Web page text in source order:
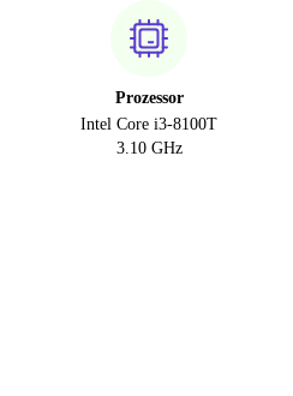
Prozessor
Intel Core i3-8100T
3.10 GHz